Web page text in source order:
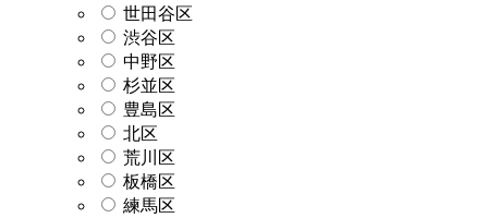
世田谷区
渋谷区
中野区
杉並区
豊島区
北区
荒川区
板橋区
練馬区